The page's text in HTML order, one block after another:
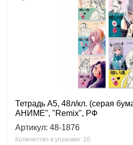
Тетрадь А5, 48л/кл. (серая
АНИМЕ", "Remix", РФ
Артикул: 48-1876
Количество в упаковке: 10